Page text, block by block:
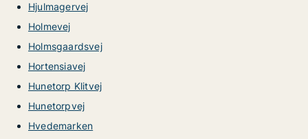
Hjulmagervej
Holmevej
Holmsgaardsvej
Hortensiavej
Hunetorp Klitvej
Hunetorpvej
Hvedemarken